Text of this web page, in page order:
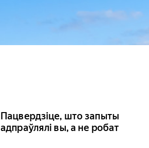
Пацвердзіце, што запыты
адпраўлялі вы, а не робат